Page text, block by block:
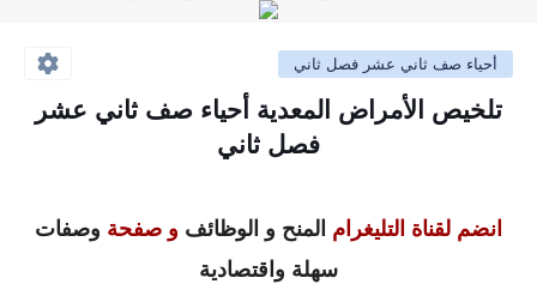
أحياء صف ثاني عشر فصل ثاني
تلخيص الأمراض المعدية أحياء صف ثاني عشر
فصل ثاني
انضم لقناة التليغرام المنح و الوظائف و صفحة وصفات
سهلة واقتصادية